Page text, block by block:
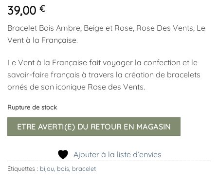
39,00 €
Bracelet Bois Ambre, Beige et Rose, Rose Des Vents, Le
Vent à la Française.
Le Vent à la Française fait voyager la confection et le
savoir-faire français à travers la création de bracelets
ornés de son iconique Rose des Vents.
Rupture de stock
ETRE AVERTI(E) DU RETOUR EN MAGASIN
Ajouter à la liste d’envies
Étiquettes : bijou bois bracelet